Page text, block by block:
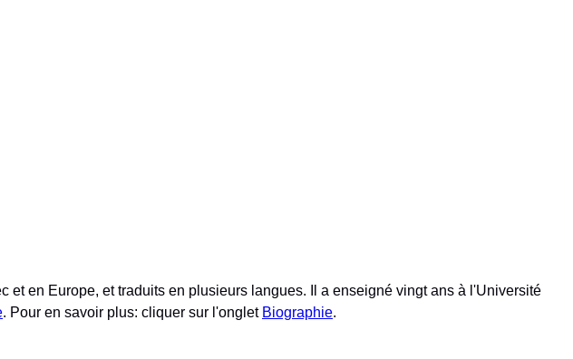
en Europe, et traduits en plusieurs langues. Il a enseigné vingt ans à l'Université
. Pour en savoir plus: cliquer sur l'onglet Biographie.